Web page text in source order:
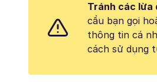
Tránh các lừa
cầu bạn gọi
thông tin cá
cách sử dụng